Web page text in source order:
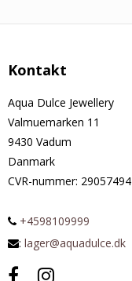
Kontakt
Aqua Dulce Jewellery
Valmuemarken 11
9430 Vadum
Danmark
CVR-nummer: 29057494
+4598109999
: lager@aquadulce.dk